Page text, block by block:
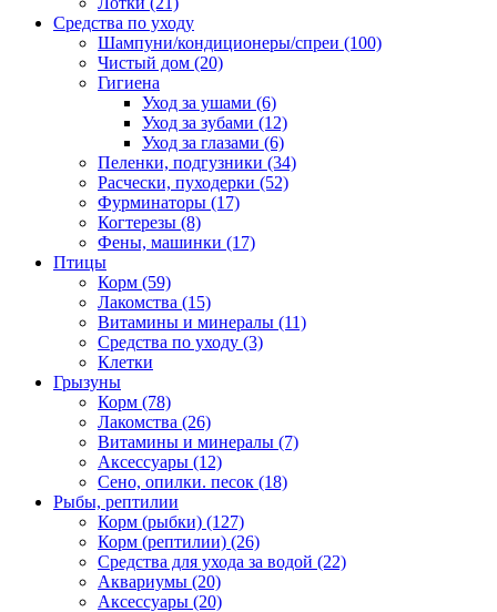
Средства по уходу
Шампуни/кондиционеры/спреи (100)
Чистый дом (20)
Гигиена
Уход за ушами (6)
Уход за зубами (12)
Уход за глазами (6)
Пеленки, подгузники (34)
Расчески, пуходерки (52)
Фурминаторы (17)
Когтерезы (8)
Фены, машинки (17)
Птицы
Корм (59)
Лакомства (15)
Витамины и минералы (11)
Средства по уходу (3)
Клетки
Грызуны
Корм (78)
Лакомства (26)
Витамины и минералы (7)
Аксессуары (12)
Сено, опилки. песок (18)
Рыбы, рептилии
Корм (рыбки) (127)
Корм (рептилии) (26)
Средства для ухода за водой (22)
Аквариумы (20)
Аксессуары (20)